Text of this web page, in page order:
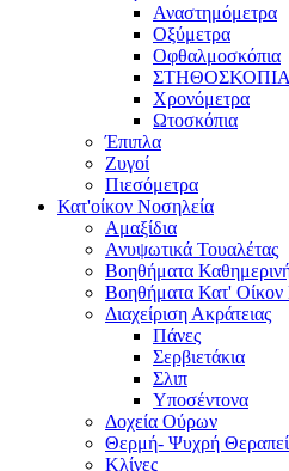
Αναστημόμετρα
Οξύμετρα
Οφθαλμοσκόπια
ΣΤΗΘΟΣΚΟΠΙΑ
Χρονόμετρα
Ωτοσκόπια
Έπιπλα
Ζυγοί
Πιεσόμετρα
Κατ'οίκον Νοσηλεία
Αμαξίδια
Ανυψωτικά Τουαλέτας
Βοηθήματα
Βοηθήματα Κατ' Οίκον
Διαχείριση Ακράτειας
Πάνες
Σερβιετάκια
Σλιπ
Υποσέντονα
Δοχεία Ούρων
Θερμή- Ψυχρή
Κλίνες